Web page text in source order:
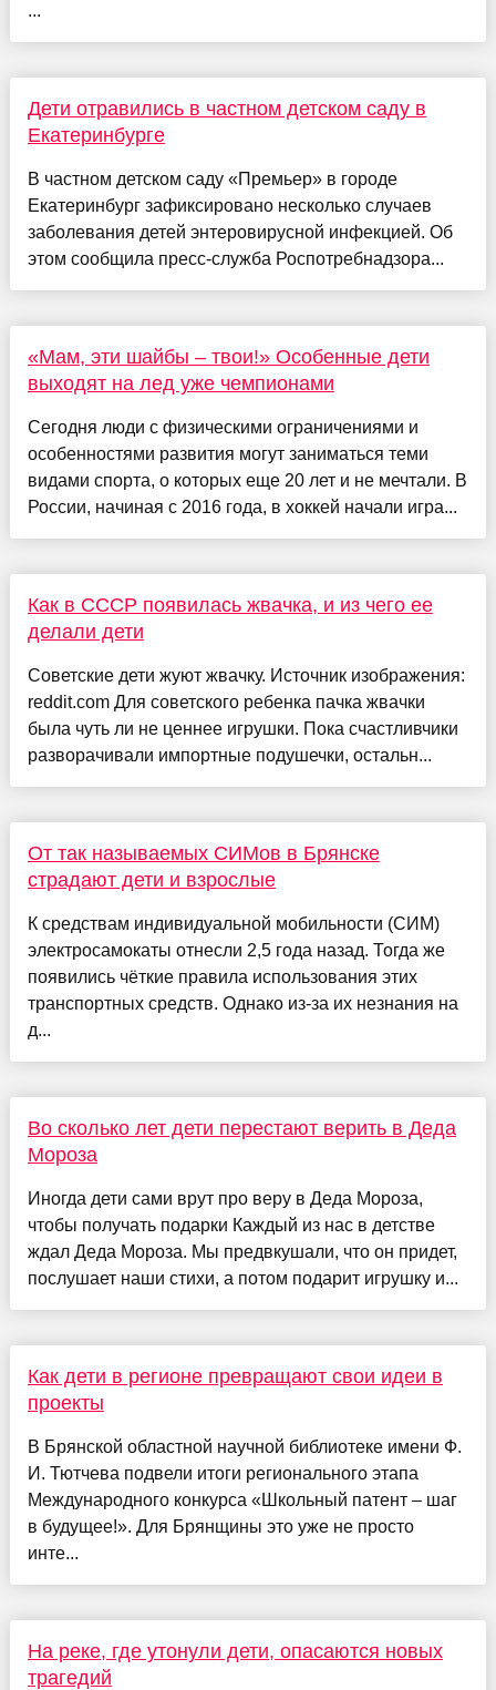
...
Дети отравились в частном детском саду в
Екатеринбурге
В частном детском саду «Премьер» в городе
Екатеринбург зафиксировано несколько случаев
заболевания детей энтеровирусной инфекцией. Об
этом сообщила пресс-служба Роспотребнадзора...
«Мам, эти шайбы – твои!» Особенные дети
выходят на лед уже чемпионами
Сегодня люди с физическими ограничениями и
особенностями развития могут заниматься теми
видами спорта, о которых еще 20 лет и не мечтали. В
России, начиная с 2016 года, в хоккей начали игра...
Как в СССР появилась жвачка, и из чего ее
делали дети
Советские дети жуют жвачку. Источник изображения:
reddit.com Для советского ребенка пачка жвачки
была чуть ли не ценнее игрушки. Пока счастливчики
разворачивали импортные подушечки, остальн...
От так называемых СИМов в Брянске
страдают дети и взрослые
К средствам индивидуальной мобильности (СИМ)
электросамокаты отнесли 2,5 года назад. Тогда же
появились чёткие правила использования этих
транспортных средств. Однако из-за их незнания на
д...
Во сколько лет дети перестают верить в Деда
Мороза
Иногда дети сами врут про веру в Деда Мороза,
чтобы получать подарки Каждый из нас в детстве
ждал Деда Мороза. Мы предвкушали, что он придет,
послушает наши стихи, а потом подарит игрушку и...
Как дети в регионе превращают свои идеи в
проекты
В Брянской областной научной библиотеке имени Ф.
И. Тютчева подвели итоги регионального этапа
Международного конкурса «Школьный патент – шаг
в будущее!». Для Брянщины это уже не просто
инте...
На реке, где утонули дети, опасаются новых
трагедий